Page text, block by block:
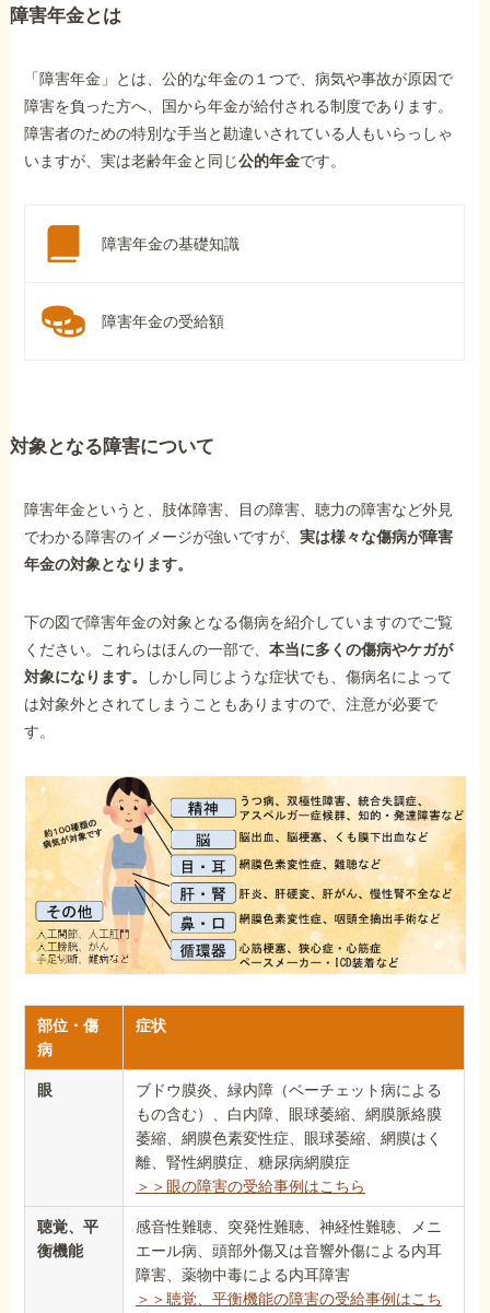
障害年金とは
「障害年金」とは、公的な年金の１つで、病気や事故が原因で
障害を負った方へ、国から年金が給付される制度であります。
障害者のための特別な手当と勘違いされている人もいらっしゃ
いますが、実は老齢年金と同じ公的年金です。
障害年金の基礎知識
障害年金の受給額
対象となる障害について
障害年金というと、肢体障害、目の障害、聴力の障害など外見
でわかる障害のイメージが強いですが、実は様々な傷病が障害
年金の対象となります。
下の図で障害年金の対象となる傷病を紹介していますのでご覧
ください。これらはほんの一部で、本当に多くの傷病やケガが
対象になります。
しかし同じような症状でも、傷病名によって
は対象外とされてしまうこともありますので、注意が必要で
す。
部位・傷
病
症状
眼
ブドウ膜炎、緑内障（ベーチェット病による
もの含む）、白内障、眼球萎縮、網膜脈絡膜
萎縮、網膜色素変性症、眼球萎縮、網膜はく
離、腎性網膜症、糖尿病網膜症
＞＞眼の障害の受給事例はこちら
聴覚、平
衡機能
感音性難聴、突発性難聴、神経性難聴、メニ
エール病、頭部外傷又は音響外傷による内耳
障害、薬物中毒による内耳障害
＞＞聴覚、平衡機能の障害の受給事例はこち